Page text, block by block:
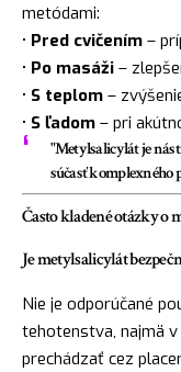
metódami:
• Pred cvičením –
• Po masáži –
• S teplom –
• S ľadom – pri
"Metylsalicylát je
súčasť komplexného
Často kladené otázky o
Je metylsalicylát
Nie je odporúčané
tehotenstva, najmä
prechádzať cez